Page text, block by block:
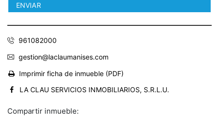
961082000
gestion@laclaumanises.com
Imprimir ficha de inmueble (PDF)
LA CLAU SERVICIOS INMOBILIARIOS, S.R.L.U.
Compartir inmueble: